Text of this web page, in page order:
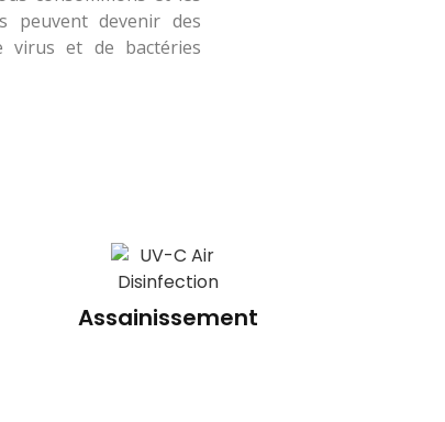
peuvent devenir des
virus et de bactéries
Assainissement